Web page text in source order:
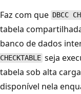
Faz com que DBCC
tabela
banco de dados
CHECKTABLE seja
tabela sob alta
disponível nela